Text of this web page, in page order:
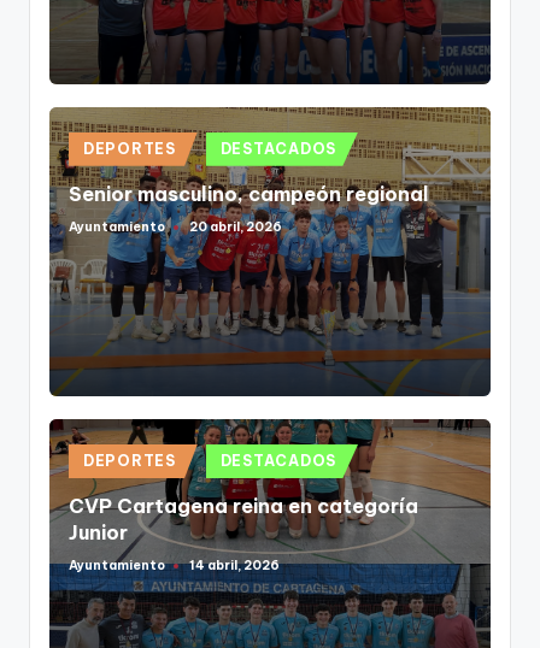
Publicado
en
DEPORTES DESTACADOS
Senior masculino, campeón regional
Publicado
Ayuntamiento 20 abril, 2026
Publicado
en
DEPORTES DESTACADOS
CVP Cartagena reina en categoría
Junior
Publicado
por
Ayuntamiento 14 abril, 2026